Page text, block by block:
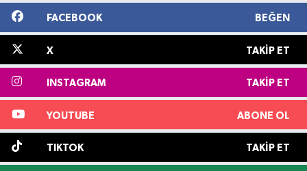
FACEBOOK BEĞEN
X TAKIP ET
INSTAGRAM TAKIP ET
YOUTUBE ABONE OL
TIKTOK TAKIP ET